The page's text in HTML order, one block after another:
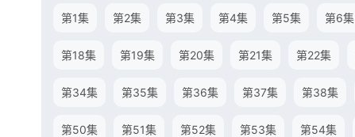
第1集 第2集 第3集 第4集 第5集 第6集
第18集 第19集 第20集 第21集 第22集
第34集 第35集 第36集 第37集 第38集
第50集 第51集 第52集 第53集 第54集